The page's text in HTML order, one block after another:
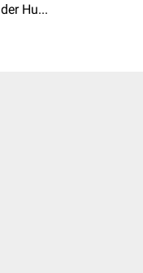
Student/in der Humanmedizin